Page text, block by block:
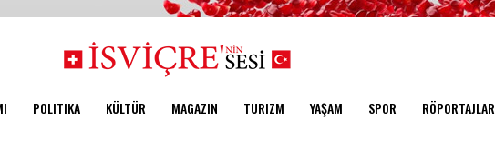
POLITIKA KÜLTÜR MAGAZIN TURIZM YAŞAM SPOR RÖPORTAJLAR